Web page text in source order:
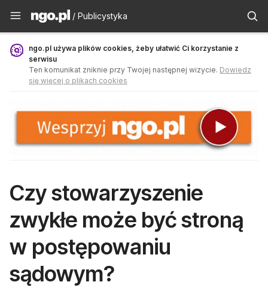
Publicystyka - ngo.pl
/ Publicystyka
ngo.pl używa plików cookies, żeby ułatwić Ci korzystanie z
serwisu
Ten komunikat zniknie przy Twojej następnej wizycie. Dowiedz
się więcej o plikach cookies
Czy stowarzyszenie
zwykłe może być stroną
w postępowaniu
sądowym?